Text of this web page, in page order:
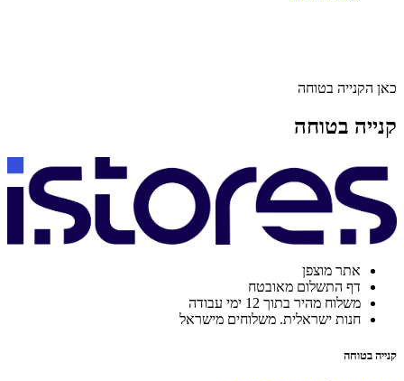
כאן הקנייה בטוחה
קנייה בטוחה
אתר מוצפן
דף התשלום מאובטח
משלוח מהיר בתוך 12 ימי עבודה
חנות ישראלית. משלוחים מישראל
קנייה בטוחה